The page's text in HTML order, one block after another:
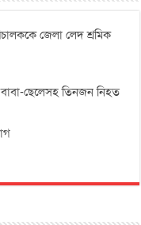
জেলা লেদ শ্রমিক
বাবা-ছেলেসহ তিনজন নিহত